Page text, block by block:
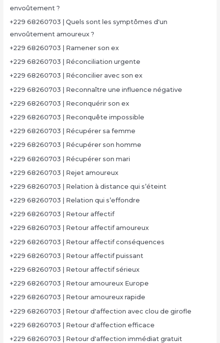
envoûtement ?
+229 68260703 | Quels sont les symptômes d'un
envoûtement amoureux ?
+229 68260703 | Ramener son ex
+229 68260703 | Réconciliation urgente
+229 68260703 | Réconcilier avec son ex
+229 68260703 | Reconnaître une influence négative
+229 68260703 | Reconquérir son ex
+229 68260703 | Reconquête impossible
+229 68260703 | Récupérer sa femme
+229 68260703 | Récupérer son homme
+229 68260703 | Récupérer son mari
+229 68260703 | Rejet amoureux
+229 68260703 | Relation à distance qui s’éteint
+229 68260703 | Relation qui s’effondre
+229 68260703 | Retour affectif
+229 68260703 | Retour affectif amoureux
+229 68260703 | Retour affectif conséquences
+229 68260703 | Retour affectif puissant
+229 68260703 | Retour affectif sérieux
+229 68260703 | Retour amoureux Europe
+229 68260703 | Retour amoureux rapide
+229 68260703 | Retour d'affection avec clou de girofle
+229 68260703 | Retour d'affection efficace
+229 68260703 | Retour d'affection immédiat gratuit